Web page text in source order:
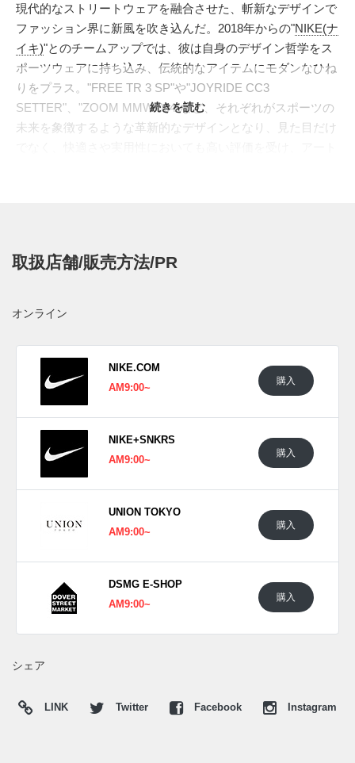
現代的なストリートウェアを融合させた、斬新なデザインで
ファッション界に新風を吹き込んだ。2018年からの"NIKE(ナ
イキ)"とのチームアップでは、彼は自身のデザイン哲学をス
ポーツウェアに持ち込み、伝統的なアイテムにモダンなひね
りをプラス。"FREE TR 3 SP"や"JOYRIDE CC3
SETTER"、"ZOOM MMW 004"など、それぞれがスポーツの
未来を象徴するような革新的なデザインとなり、見た目だけ
ズ"ZOOM ALPHAFLY"のハイスペックを宿したデザインとな
360"や"TK-MX"も彷彿させる。最軽量を目指したアッパーは
特殊な編み方のシースルーのニットを使い、補強が必要な箇
所にのみサポートパーツを組み込んでいる。"NIKE"の最高峰
のテクノロジーと"M.WILLIAMS"のスタイルが高次元でマッ
海外では2024年に発売予定。価格は$300。
価格は44,550円 (税込)。 また新たな情報が入り次第、スニー
などで報告したい。
続きを読む
取扱店舗/販売方法/PR
オンライン
NIKE.COM
AM9:00~
購入
NIKE+SNKRS
AM9:00~
購入
UNION TOKYO
AM9:00~
購入
DSMG E-SHOP
AM9:00~
購入
シェア
LINK Twitter Facebook Instagram